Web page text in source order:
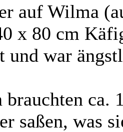
auf Wilma
x 80 cm
und war
brauchten ca.
saßen, was